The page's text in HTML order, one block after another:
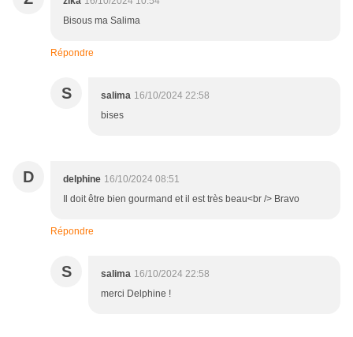
Bisous ma Salima
Répondre
S salima 16/10/2024 22:58
bises
D delphine 16/10/2024 08:51
Il doit être bien gourmand et il est très beau<br /> Bravo
Répondre
S salima 16/10/2024 22:58
merci Delphine !